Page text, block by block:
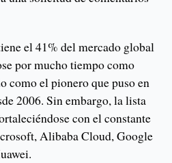
el 41% del mercado global
por mucho tiempo como
como el pionero que puso en
2006. Sin embargo, la lista
con el constante
Alibaba Cloud, Google